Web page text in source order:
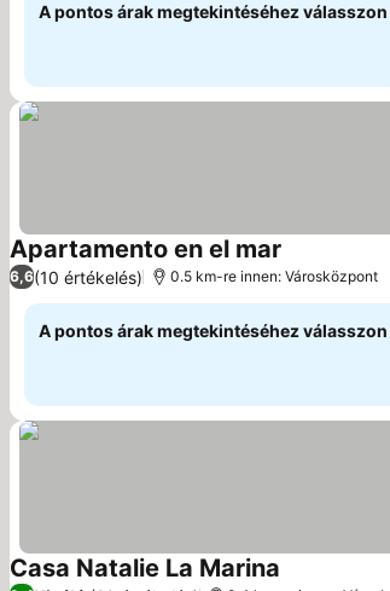
A pontos árak megtekintéséhez
Apartamento en el mar
6,6(10 értékelés) 0.5 km-re innen: Városközpont
A pontos árak megtekintéséhez
Casa Natalie La Marina